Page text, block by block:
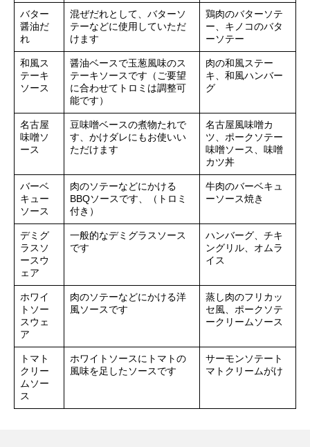
バター
醤油だ
れ
混ぜだれとして、バターソ
テーなどに使用していただ
けます
鶏肉のバターソテ
ー、キノコのバタ
ーソテー
和風ス
テーキ
ソース
醤油ベースで玉葱風味のス
テーキソースです（ご要望
に合わせてトロミは調整可
能です）
肉の和風ステー
キ、和風ハンバー
グ
名古屋
味噌ソ
ース
豆味噌ベースの煮物たれで
す、かけダレにもお使いい
ただけます
名古屋風味噌カ
ツ、ポークソテー
味噌ソース、味噌
カツ丼
バーベ
キュー
ソース
肉のソテーなどにかける
BBQソースです、（トロミ
付き）
牛肉のバーベキュ
ーソース焼き
デミグ
ラスソ
ースウ
ェア
一般的なデミグラスソース
です
ハンバーグ、チキ
ングリル、オムラ
イス
ホワイ
トソー
スウェ
ア
肉のソテーなどにかける洋
風ソースです
蒸し肉のフリカッ
セ風、ポークソテ
ークリームソース
トマト
クリー
ムソー
ス
ホワイトソースにトマトの
風味を足したソースです
サーモンソテート
マトクリームがけ